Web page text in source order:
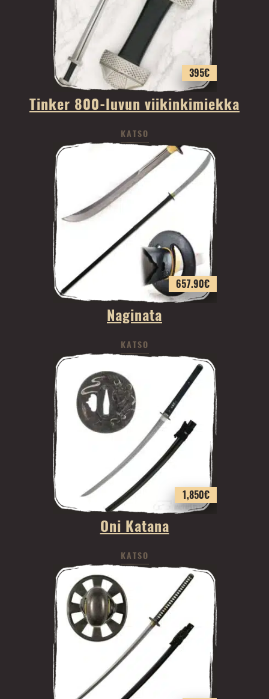
395€
Tinker 800-luvun viikinkimiekka
KATSO
657.90€
Naginata
KATSO
1,850€
Oni Katana
KATSO